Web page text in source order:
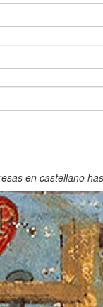
en castellano
de
General Public